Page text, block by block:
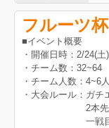
フルーツ杯
■イベント概要
・開催日時：2/24(土
・チーム数：32~64
・チーム人数：4~6人
・大会ルール：ガチ
2本先取、決
一戦目、全ス